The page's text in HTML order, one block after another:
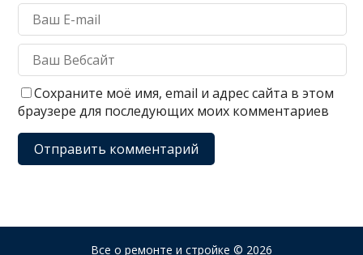
Сохраните моё имя, email и адрес сайта в этом
браузере для последующих моих комментариев
Все о ремонте и стройке © 2026